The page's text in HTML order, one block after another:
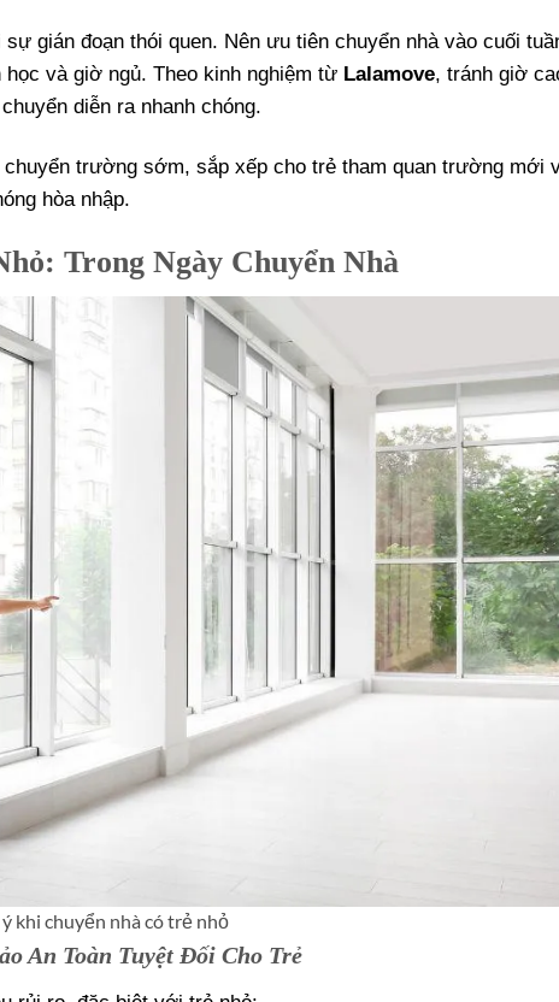
gián đoạn thói quen. Nên ưu tiên chuyển nhà vào cuối
và giờ ngủ. Theo kinh nghiệm từ Lalamove, tránh giờ
diễn ra nhanh chóng.
chuyển trường sớm, sắp xếp cho trẻ tham quan trường mới
hòa nhập.
Trong Ngày Chuyển Nhà
khi chuyển nhà có trẻ nhỏ
An Toàn Tuyệt Đối Cho Trẻ